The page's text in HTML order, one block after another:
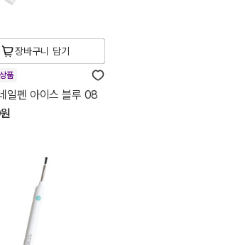
장바구니 담기
품
일펜 아이스 블루 08